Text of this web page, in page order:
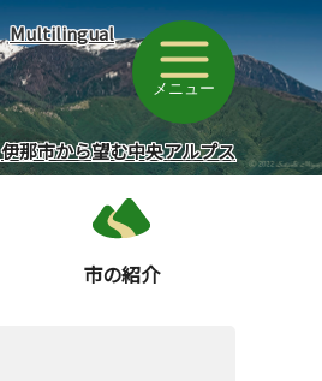
Multilingual
メニュー
伊那市から望む中央アルプス
市の紹介